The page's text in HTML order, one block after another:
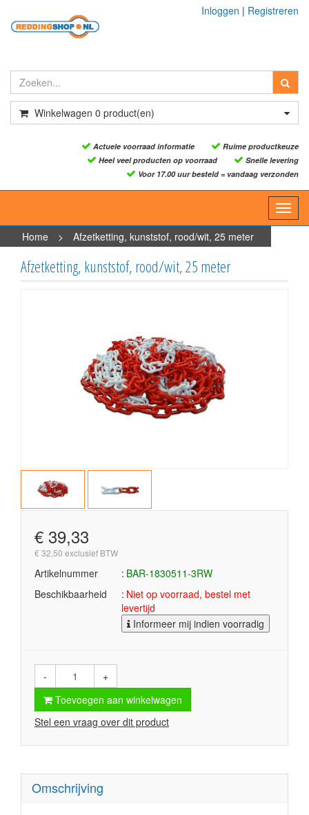
Inloggen | Registreren
Winkelwagen 0 product(en)
Actuele voorraad informatie
Ruime productkeuze
Heel veel producten op voorraad
Snelle levering
Voor 17.00 uur besteld = vandaag verzonden
Home
> Afzetketting, kunststof, rood/wit, 25 meter
Afzetketting, kunststof, rood/wit, 25 meter
€ 39,33
€ 32,50 exclusief BTW
Artikelnummer
BAR-1830511-3RW
Beschikbaarheid
Niet op voorraad, bestel met
levertijd
Informeer mij indien voorradig
-
+
Toevoegen aan winkelwagen
Stel een vraag over dit product
Omschrijving